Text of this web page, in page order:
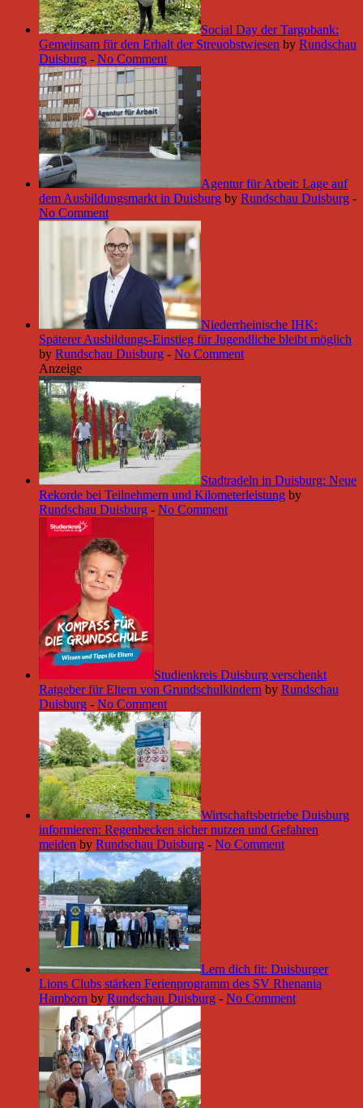
Social Day der Targobank:
Gemeinsam für den Erhalt der Streuobstwiesen by Rundschau
Duisburg - No Comment
Agentur für Arbeit: Lage auf
dem Ausbildungsmarkt in Duisburg by Rundschau Duisburg -
No Comment
Niederrheinische IHK:
Späterer Ausbildungs-Einstieg für Jugendliche bleibt möglich
by Rundschau Duisburg - No Comment
Anzeige
Stadtradeln in Duisburg: Neue
Rekorde bei Teilnehmern und Kilometerleistung by
Rundschau Duisburg - No Comment
Studienkreis Duisburg verschenkt
Ratgeber für Eltern von Grundschulkindern by Rundschau
Duisburg - No Comment
Wirtschaftsbetriebe Duisburg
informieren: Regenbecken sicher nutzen und Gefahren
meiden by Rundschau Duisburg - No Comment
Lern dich fit: Duisburger
Lions Clubs stärken Ferienprogramm des SV Rhenania
Hamborn by Rundschau Duisburg - No Comment